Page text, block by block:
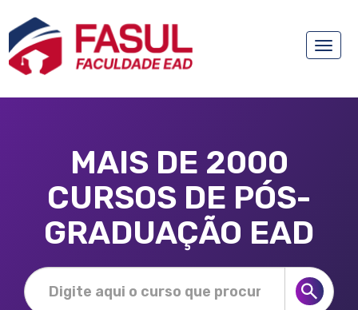
Toggle
MAIS DE 2000
CURSOS DE PÓS-
GRADUAÇÃO EAD